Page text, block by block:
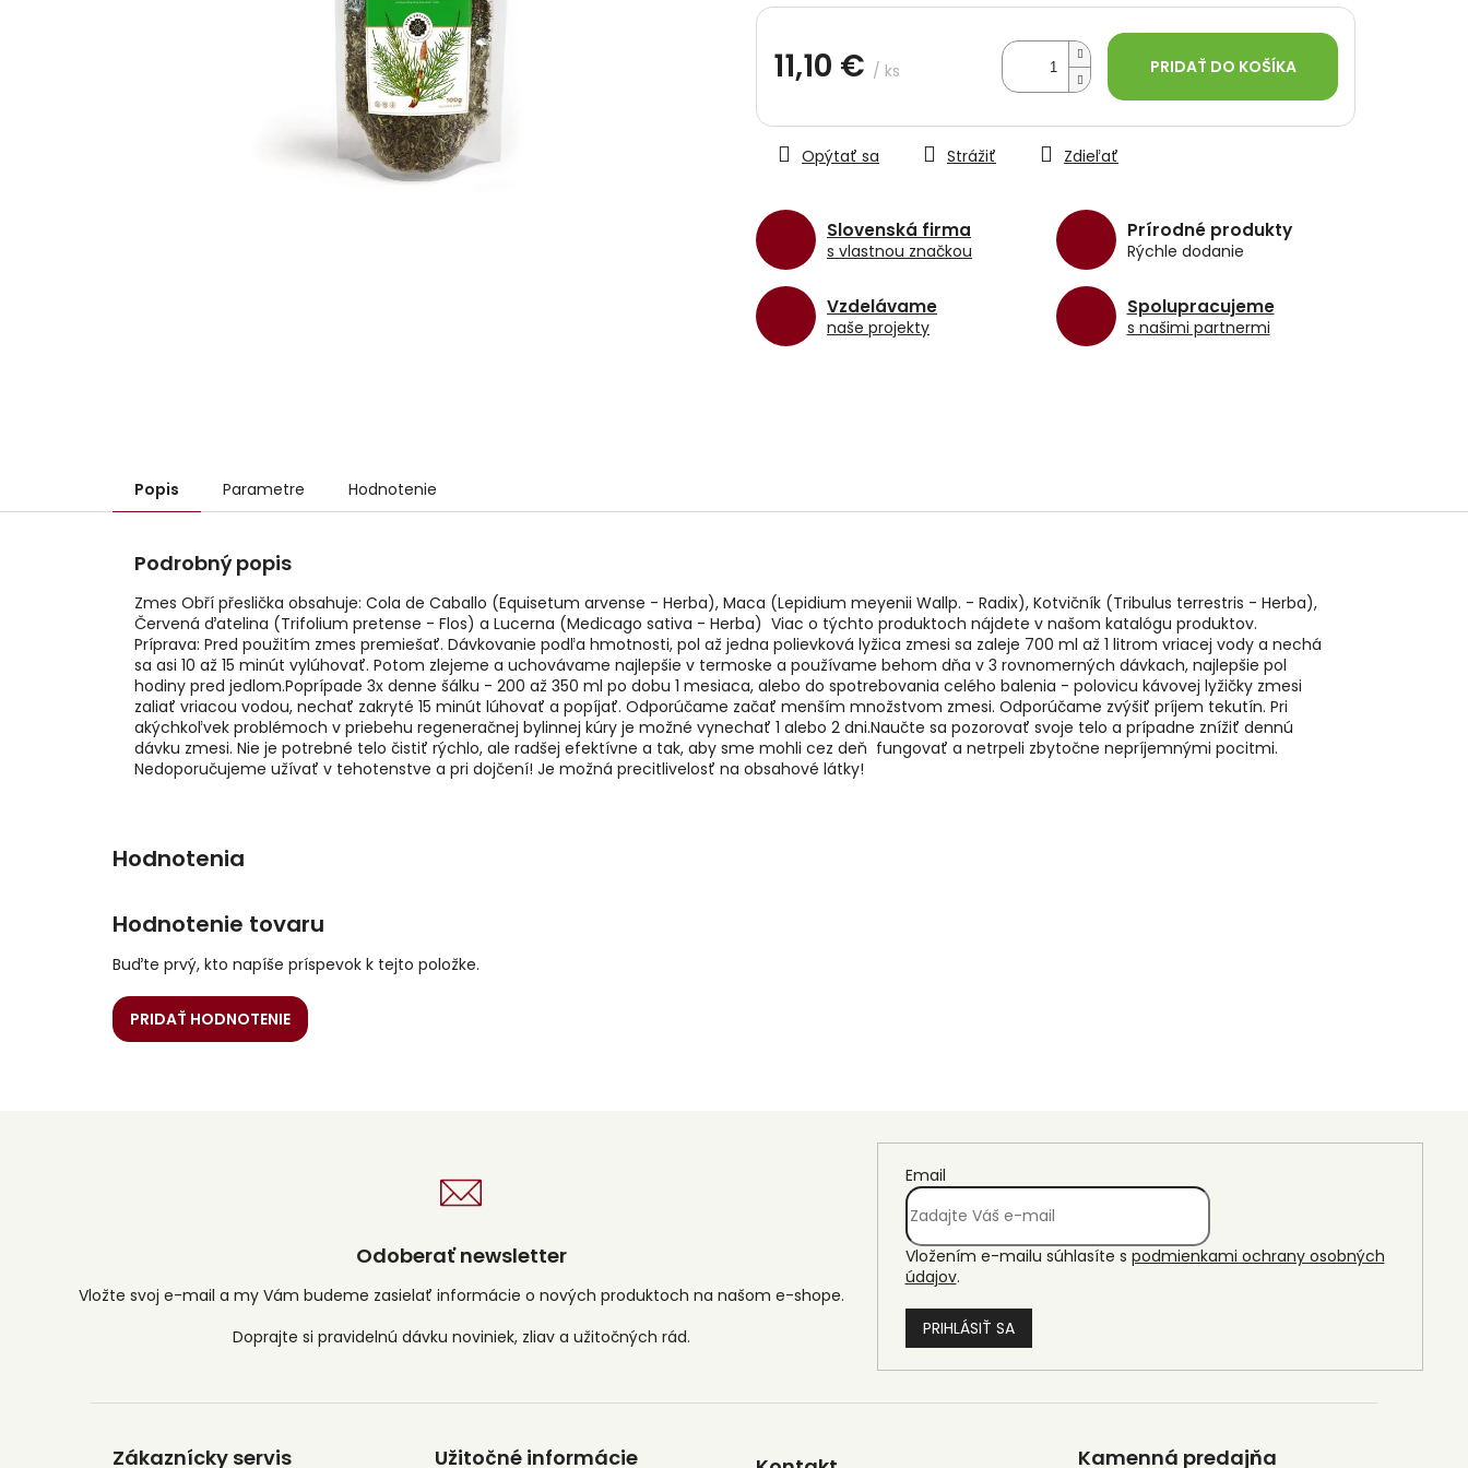
11,10 € / ks
cena:
PRIDAŤ DO KOŠÍKA
Slovenská firma
s vlastnou značkou
Prírodné produkty
Rýchle dodanie
Vzdelávame
naše projekty
Spolupracujeme
s našimi partnermi
Opýtať sa Strážiť Zdieľať
hviezdičiek.
Popis Parametre Hodnotenie
Podrobný popis
Zmes Obří přeslička obsahuje: Cola de Caballo (Equisetum arvense - Herba), Maca (Lepidium meyenii Wallp. - Radix), Kotvičník (Tribulus terrestris - Herba),
Červená ďatelina (Trifolium pretense - Flos) a Lucerna (Medicago sativa - Herba) Viac o týchto produktoch nájdete v našom katalógu produktov.
Príprava: Pred použitím zmes premiešať. Dávkovanie podľa hmotnosti, pol až jedna polievková lyžica zmesi sa zaleje 700 ml až 1 litrom vriacej vody a nechá
sa asi 10 až 15 minút vylúhovať. Potom zlejeme a uchovávame najlepšie v termoske a používame behom dňa v 3 rovnomerných dávkach, najlepšie pol
hodiny pred jedlom.Poprípade 3x denne šálku - 200 až 350 ml po dobu 1 mesiaca, alebo do spotrebovania celého balenia - polovicu kávovej lyžičky zmesi
zaliať vriacou vodou, nechať zakryté 15 minút lúhovať a popíjať. Odporúčame začať menším množstvom zmesi. Odporúčame zvýšiť príjem tekutín. Pri
akýchkoľvek problémoch v priebehu regeneračnej bylinnej kúry je možné vynechať 1 alebo 2 dni.Naučte sa pozorovať svoje telo a prípadne znížiť dennú
dávku zmesi. Nie je potrebné telo čistiť rýchlo, ale radšej efektívne a tak, aby sme mohli cez deň fungovať a netrpeli zbytočne nepríjemnými pocitmi.
Nedoporučujeme užívať v tehotenstve a pri dojčení! Je možná precitlivelosť na obsahové látky!
Hodnotenie tovaru
Buďte prvý, kto napíše príspevok k tejto položke.
PRIDAŤ HODNOTENIE
Odoberať newsletter
Vložte svoj e-mail a my Vám budeme zasielať informácie o nových produktoch na našom e-shope.
Email
Vložením e-mailu súhlasíte s podmienkami ochrany osobných
údajov.
PRIHLÁSIŤ SA
Zákaznícky servis Užitočné informácie Kamenná predajňa